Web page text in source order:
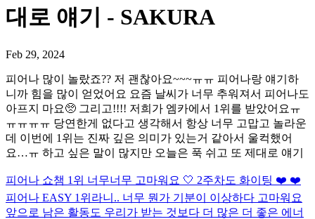
대로 얘기 - SAKURA
Feb 29, 2024
피어나 많이 놀랐죠?? 저 괜찮아요~~~ㅠㅠ 피어나랑 얘기하
니까 힘을 많이 얻었어요 요즘 날씨가 너무 추워져서 피어나도
아프지 마요🥺 그리고!!!! 저희가 엠카에서 1위를 받았어요ㅠ
ㅠㅠㅠㅠ 당연한게 없다고 생각해서 항상 너무 고맙고 놀라운
데 이번에 1위는 진짜 깊은 의미가 있는거 같아서 울컥했어
요…ㅠ 하고 싶은 말이 많지만 오늘은 푹 쉬고 또 제대로 얘기
피어나 쇼챔 1위 너무너무 고마워요 🤍 2주차도 화이팅 ❤️ ❤️
피어나 EASY 1위라니.. 너무 뭔가 기분이 이상하다 고마워요
앞으로 남은 활동도 우리가 받는 것보다 더 많은 더 좋은 에너